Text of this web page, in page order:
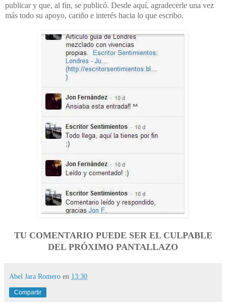
publicar y que, al fin, se publicó. Desde aquí, agradecerle una vez
más todo su apoyo, cariño e interés hacia lo que escribo.
TU COMENTARIO PUEDE SER EL CULPABLE
DEL PRÓXIMO PANTALLAZO
Abel Jara Romero en 13:30
Compartir